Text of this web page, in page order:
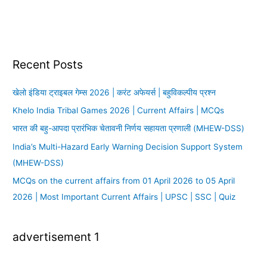
Recent Posts
खेलो इंडिया ट्राइबल गेम्स 2026 | करंट अफेयर्स | बहुविकल्पीय प्रश्न
Khelo India Tribal Games 2026 | Current Affairs | MCQs
भारत की बहु-आपदा प्रारंभिक चेतावनी निर्णय सहायता प्रणाली (MHEW-DSS)
India’s Multi-Hazard Early Warning Decision Support System
(MHEW-DSS)
MCQs on the current affairs from 01 April 2026 to 05 April
2026 | Most Important Current Affairs | UPSC | SSC | Quiz
advertisement 1